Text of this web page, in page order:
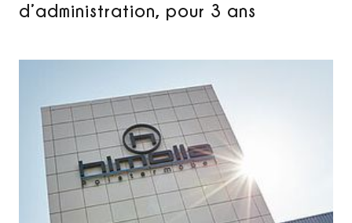
d’administration, pour 3 ans